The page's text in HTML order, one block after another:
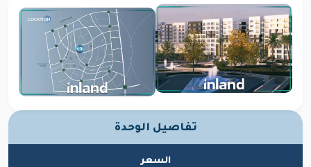
تفاصيل الوحدة
السعر